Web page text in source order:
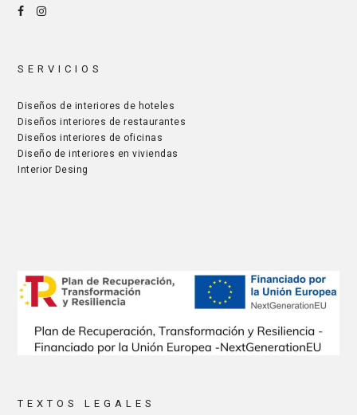
SERVICIOS
Diseños de interiores de hoteles
Diseños interiores de restaurantes
Diseños interiores de oficinas
Diseño de interiores en viviendas
Interior Desing
TEXTOS LEGALES